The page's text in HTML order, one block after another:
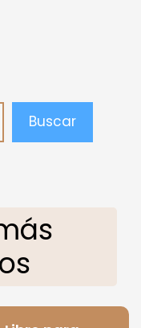
Buscar